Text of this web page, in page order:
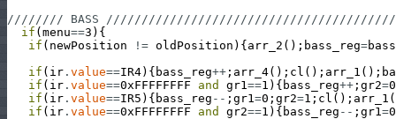
//////// BASS
if (menu==3 ) {
if ( newPosition != oldPosition ) {arr_2 ( ) ; bass_reg=
if ( ir . value==IR4) { bass_reg++ ; arr_4( ) ; cl ( ) ; arr_1 ( ) ;
if ( ir . value==0xFFFFFFFF and gr1 ==1 ) { bass_reg++ ; gr2=0
if ( ir . value==IR5 ) { bass_reg -- ; gr1 =0 ; gr2=1 ; cl ( ) ; arr_1 (
if ( ir . value==0xFFFFFFFF and gr2==1 ) { bass_reg -- ; gr1 =0